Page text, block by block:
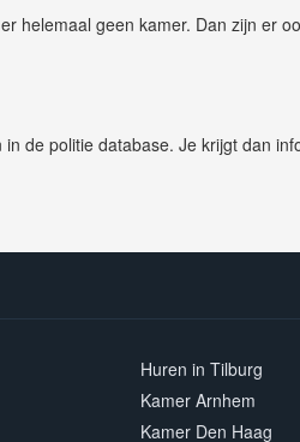
helemaal geen kamer. Dan zijn er
de politie database. Je krijgt dan
Huren in Tilburg
Kamer Arnhem
Kamer Den Haag